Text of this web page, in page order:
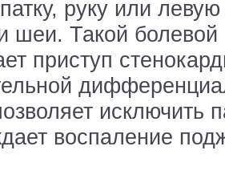
руку или
шеи. Такой
приступ
исключить
воспаление